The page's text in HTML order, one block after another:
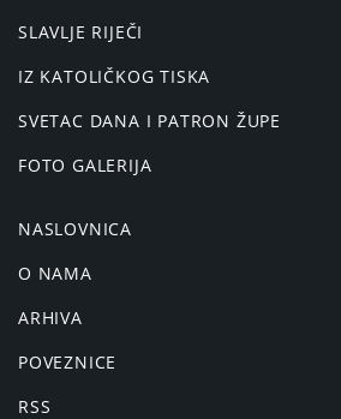
SLAVLJE RIJEČI
IZ KATOLIČKOG TISKA
SVETAC DANA I PATRON ŽUPE
FOTO GALERIJA
NASLOVNICA
O NAMA
ARHIVA
POVEZNICE
RSS